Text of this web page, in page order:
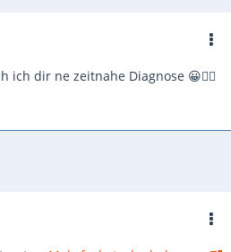
ich dir ne zeitnahe Diagnose 😀✌🏼